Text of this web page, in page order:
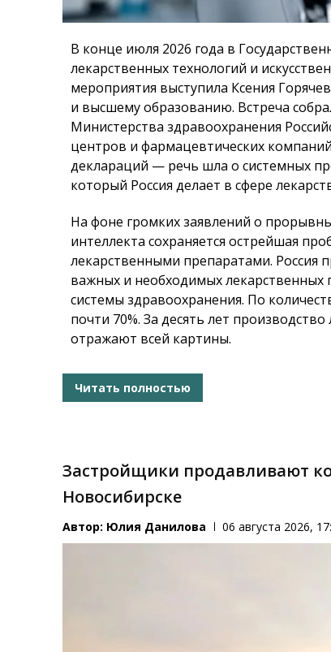
В конце июля 2026 года в
лекарственных технологий и
мероприятия выступила Ксения
и высшему образованию. Встреча
Министерства здравоохранения
центров и фармацевтических
деклараций — речь шла о системных
который Россия делает в сфере
На фоне громких заявлений о
интеллекта сохраняется острейшая
лекарственными препаратами. Россия
важных и необходимых
системы здравоохранения. По
почти 70%. За десять лет
отражают всей картины.
Читать полностью
Застройщики продавливают
Новосибирске
Автор: Юлия Данилова 06 августа 2026,